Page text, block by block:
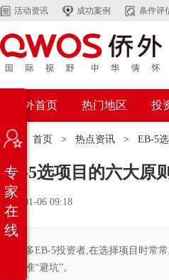
活动资讯 成功案例 条件评
侨外首页 热门地区 投
位置： 首页 > 热点资讯 > EB-5
EB-5选项目的六大原
2026-01-06 09:18
很多EB-5投资者,在选择项目时常
精准“避坑”。
专
家
在
线